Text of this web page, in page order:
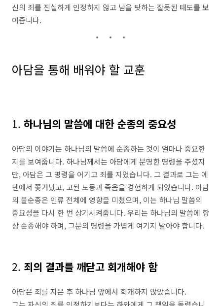
신의 죄를 진실하게 인정하지 않고 남을 탓하는 잘못된 태도를 보
여줍니다.
아담을 통해 배워야 할 교훈
1. 하나님의 말씀에 대한 순종의 중요성
아담의 이야기는 하나님의 말씀에 순종하는 것이 얼마나 중요한
지를 보여줍니다. 하나님께서는 아담에게 분명한 명령을 주셨지
만, 아담은 그 명령을 어기고 죄를 지었습니다. 그 결과로 그는 에
덴에서 쫓겨났고, 고된 노동과 죽음을 경험하게 되었습니다. 아담
의 불순종은 인류 전체에 영향을 미쳤으며, 이는 하나님 말씀의
중요성을 다시 한 번 상기시켜줍니다. 우리는 하나님의 말씀에 항
상 순종해야 하며, 그분의 명령을 가볍게 여기지 말아야 합니다.
2. 죄의 결과를 깨닫고 회개해야 함
아담은 죄를 지은 후 하나님 앞에서 회개하지 않았습니다.